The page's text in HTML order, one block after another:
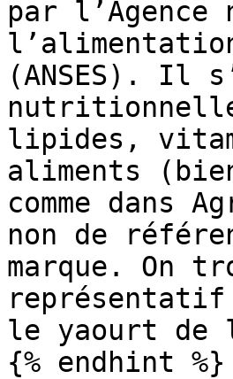
par
(ANSES). Il
lipides,
aliments
comme dans
non de
marque. On
le yaourt de
{% endhint %}